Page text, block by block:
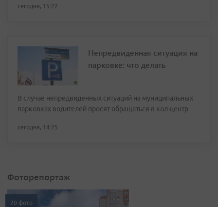
сегодня, 15:22
Непредвиденная ситуация на
парковке: что делать
В случае непредвиденных ситуаций на муниципальных
парковках водителей просят обращаться в кол-центр
сегодня, 14:25
Фоторепортаж
20 фото